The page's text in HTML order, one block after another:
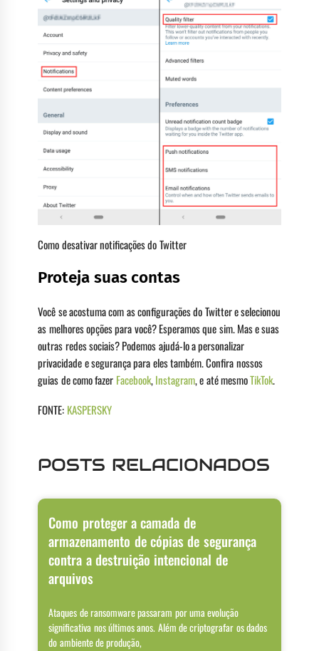
Como desativar notificações do Twitter
Proteja suas contas
Você se acostuma com as configurações do Twitter e selecionou
as melhores opções para você? Esperamos que sim. Mas e suas
outras redes sociais? Podemos ajudá-lo a personalizar
privacidade e segurança para eles também. Confira nossos
guias de como fazer Facebook,Instagram, e até mesmoTikTok.
FONTE: KASPERSKY
POSTS RELACIONADOS
Como proteger a camada de
armazenamento de cópias de segurança
contra a destruição intencional de
arquivos
Ataques de ransomware passaram por uma evolução
significativa nos últimos anos. Além de criptografar os dados
do ambiente de produção,